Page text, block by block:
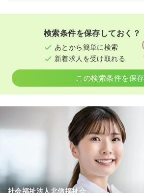
検索条件を保存しておく？
あとから簡単に検索
新着求人を受け取れる
この検索条件を保存
社会福祉法人北信福祉会